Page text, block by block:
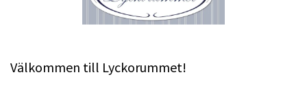
Välkommen till Lyckorummet!